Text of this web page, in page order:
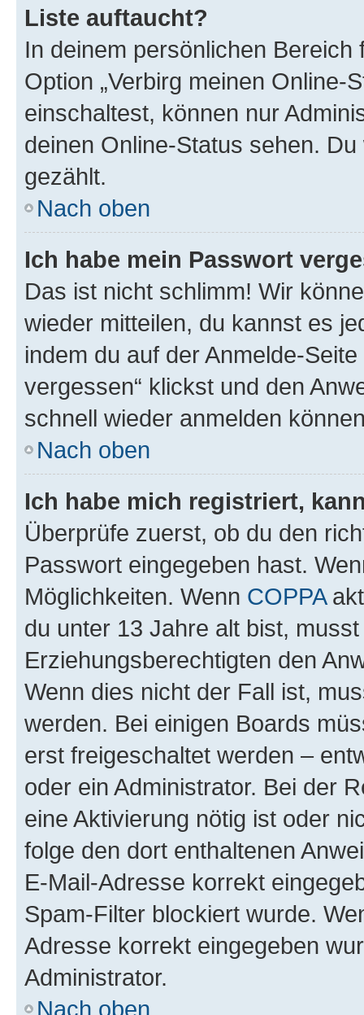
Liste auftaucht?
In deinem persönlichen
Option „Verbirg meinen Online-
einschaltest, können nur
deinen Online-Status sehen.
gezählt.
Nach oben
Ich habe mein Passwort
Das ist nicht schlimm! Wir
wieder mitteilen, du kannst es
indem du auf der Anmelde-
vergessen“ klickst und den
schnell wieder anmelden
Nach oben
Ich habe mich registriert,
Überprüfe zuerst, ob du den
Passwort eingegeben hast.
Möglichkeiten. Wenn COPPA
du unter 13 Jahre alt bist,
Erziehungsberechtigten den
Wenn dies nicht der Fall ist,
werden. Bei einigen Boards
erst freigeschaltet werden –
oder ein Administrator. Bei der
eine Aktivierung nötig ist oder
folge den dort enthaltenen
E-Mail-Adresse korrekt
Spam-Filter blockiert wurde.
Adresse korrekt eingegeben
Administrator.
Nach oben